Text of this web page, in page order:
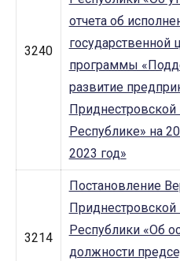
3240
отчета об
государственной
программы
развитие
Республике» на
2023 год»
3214
Постановление
Республики «Об
должности